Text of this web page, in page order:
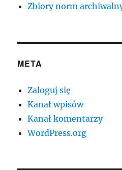
Zbiory norm
META
Zaloguj się
Kanał wpisów
Kanał komentarzy
WordPress.org